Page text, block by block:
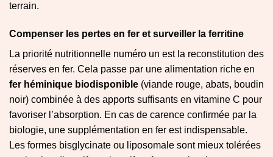
terrain.
Compenser les pertes en fer et surveiller la ferritine
La priorité nutritionnelle numéro un est la reconstitution des
réserves en fer. Cela passe par une alimentation riche en
fer héminique biodisponible (viande rouge, abats, boudin
noir) combinée à des apports suffisants en vitamine C pour
favoriser l’absorption. En cas de carence confirmée par la
biologie, une supplémentation en fer est indispensable.
Les formes bisglycinate ou liposomale sont mieux tolérées